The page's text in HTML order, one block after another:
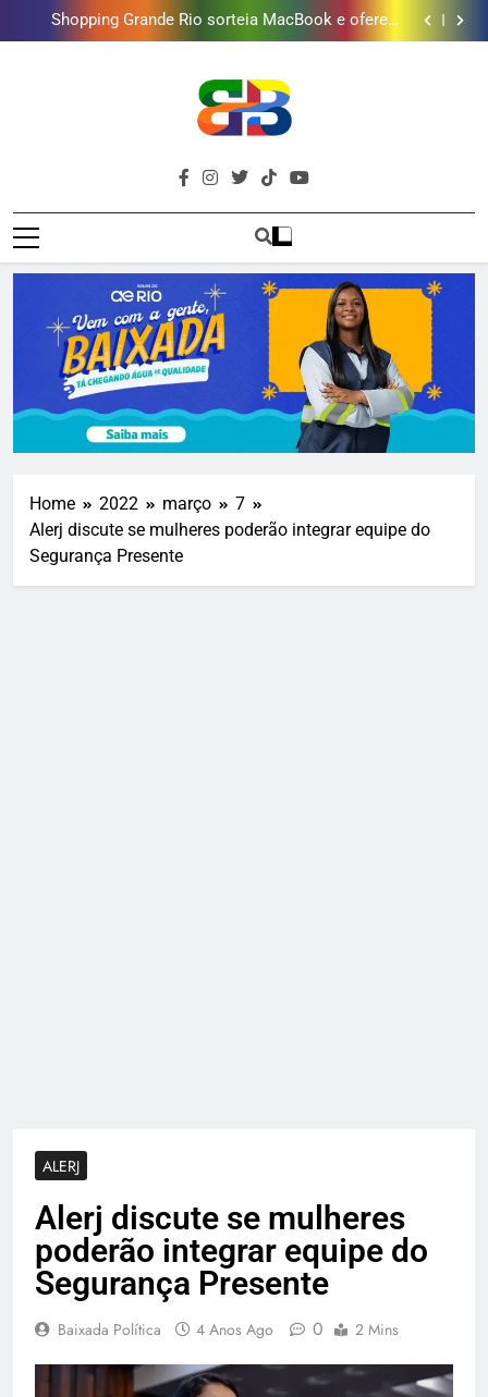
vinho em campanha de Dia dos Pais
Obra garante a preservação de 190 milhões de litros
de água por ano na Baixada Fluminense
Deputado Reimont quer reduzir idade mínima para
Lins em Nova Iguaçu neste fim de semana
Shopping Grande Rio sorteia MacBook e oferece
vinho em campanha de Dia dos Pais
Obra garante a preservação de 190 milhões de litros
de água por ano na Baixada Fluminense
Deputado Reimont quer reduzir idade mínima para
mulheres receberem o BPC
Brava
Baixada
Baixada Fluminense Em Destaque!
Home 2022 março
7
Alerj discute se mulheres poderão integrar equipe do
Segurança Presente
ALERJ
Alerj discute se mulheres
poderão integrar equipe do
Segurança Presente
Baixada Política 4 Anos Ago 0 2 Mins